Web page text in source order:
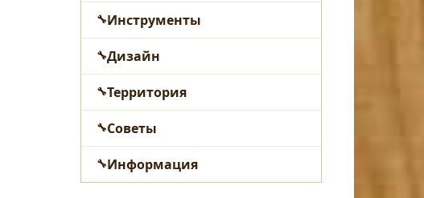
Инструменты
Дизайн
Территория
Советы
Информация